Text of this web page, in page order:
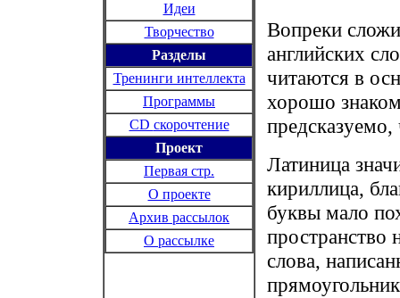
Идеи
Творчество
Разделы
Тренинги интеллекта
Программы
CD скорочтение
Проект
Первая стр.
О проекте
Архив рассылок
О рассылке
Вопреки
английских
читаются в
хорошо
Латиница
кириллица,
буквы мало
пространство
слова,